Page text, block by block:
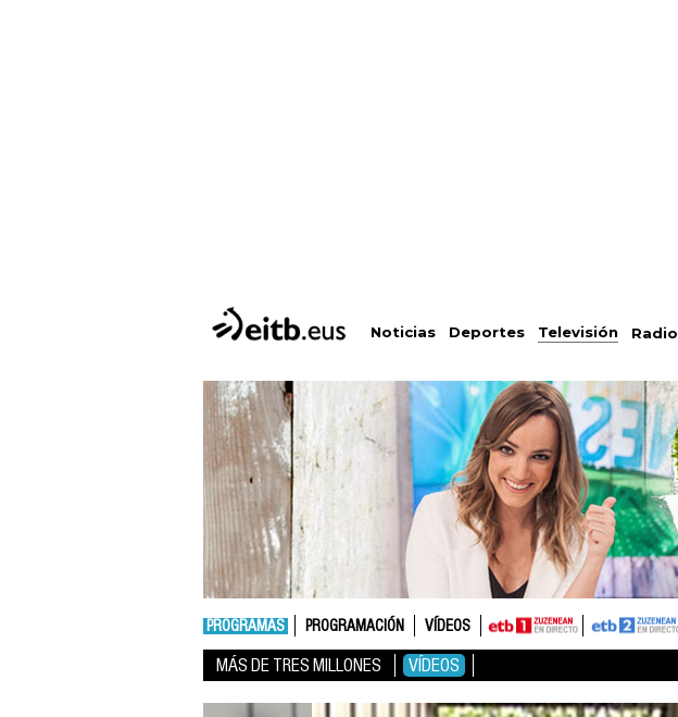
Noticias Deportes Televisión Radio
PROGRAMAS PROGRAMACIÓN VÍDEOS
MÁS DE TRES MILLONES VÍDEOS